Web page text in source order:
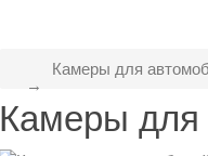
Камеры для
Камеры для